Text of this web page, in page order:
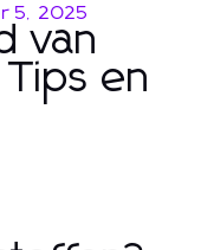
5, 2025
van
en